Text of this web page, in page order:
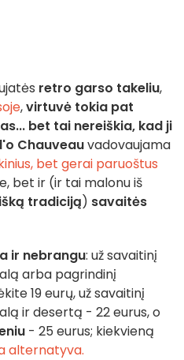
retro garso takeliu,
,virtuvė tokia pat
bet tai nereiškia, kad ji
Chauveauvadovaujama
bet gerai paruoštus
bet ir (ir tai malonu iš
tradiciją) savaitės
ir nebrangu: už savaitinį
arba pagrindinį
19 eurų, už savaitinį
ir desertą - 22 eurus, o
- 25 eurus; kiekvieną
alternatyva.